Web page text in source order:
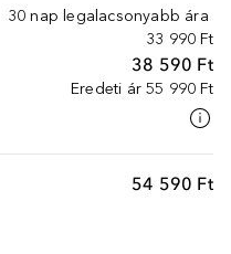
30 nap legalacsonyabb ára
33 990 Ft
38 590 Ft
Eredeti ár 55 990 Ft
54 590 Ft